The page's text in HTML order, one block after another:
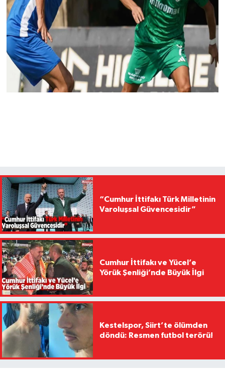
“Cumhur İttifakı Türk Milletinin
Varoluşsal Güvencesidir”
Cumhur İttifakı ve Yücel’e
Yörük Şenliği’nde Büyük İlgi
Kestelspor, Siirt’te ölümden
döndü: Resmen futbol terörü!